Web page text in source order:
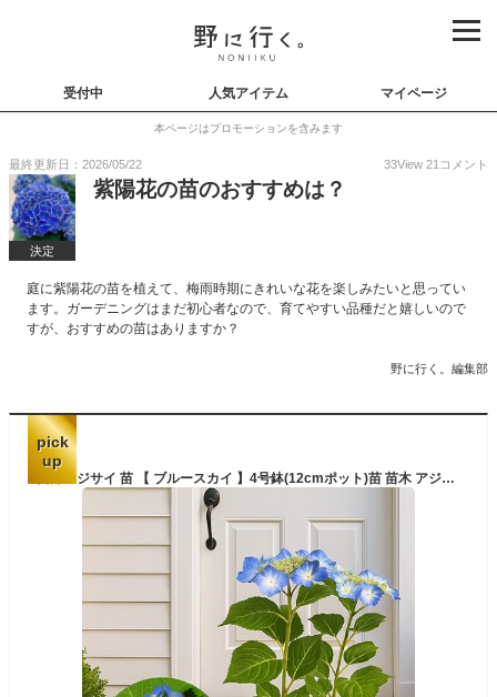
受付中 人気アイテム マイページ
本ページはプロモーションを含みます
最終更新日：2026/05/22 33View 21 コメント
決定
紫陽花の苗のおすすめは？
庭に紫陽花の苗を植えて、梅雨時期にきれいな花を楽しみたいと思ってい
ます。ガーデニングはまだ初心者なので、育てやすい品種だと嬉しいので
すが、おすすめの苗はありますか？
野に行く。編集部
pick
up
西洋アジサイ 苗 【 ブルースカイ 】4号鉢(12cmポット)苗 苗木 アジサイ ハイドランジア 紫陽花 庭木 植木 花木 落葉 庭木 生垣 庭木 鉢物 シンボルツリー 記念樹 プレゼント ギフト